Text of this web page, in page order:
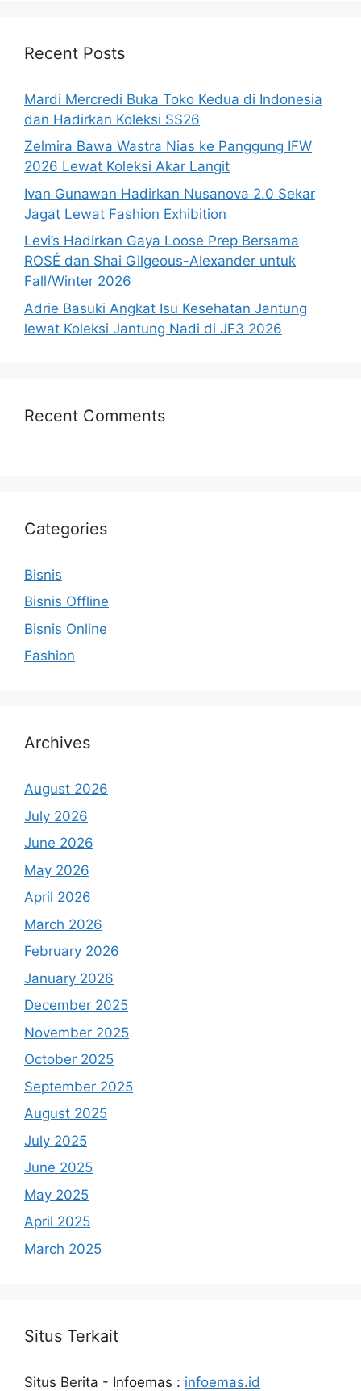
Recent Posts
Mardi Mercredi Buka Toko Kedua di Indonesia
dan Hadirkan Koleksi SS26
Zelmira Bawa Wastra Nias ke Panggung IFW
2026 Lewat Koleksi Akar Langit
Ivan Gunawan Hadirkan Nusanova 2.0 Sekar
Jagat Lewat Fashion Exhibition
Levi’s Hadirkan Gaya Loose Prep Bersama
ROSÉ dan Shai Gilgeous-Alexander untuk
Fall/Winter 2026
Adrie Basuki Angkat Isu Kesehatan Jantung
lewat Koleksi Jantung Nadi di JF3 2026
Recent Comments
Categories
Bisnis
Bisnis Offline
Bisnis Online
Fashion
Archives
August 2026
July 2026
June 2026
May 2026
April 2026
March 2026
February 2026
January 2026
December 2025
November 2025
October 2025
September 2025
August 2025
July 2025
June 2025
May 2025
April 2025
March 2025
Situs Terkait
Situs Berita - Infoemas : infoemas.id